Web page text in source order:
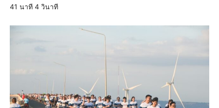
41 นาที 4 วินาที